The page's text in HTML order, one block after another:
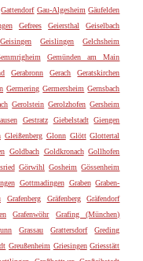
Gattendorf Gau-Algesheim Gäufelden
Gefrees Geiersthal
Geiselbach
Geisingen Geislingen
Gelchsheim
Gemünden am Main
Gerabronn Gerach
Geratskirchen
Germering Germersheim Gernsbach
Gerolstein Gerolzhofen Gersheim
Gestratz Giebelstadt
Giengen
Gleißenberg Glonn Glött Glottertal
Goldbach Goldkronach Gollhofen
Görwihl Gosheim Gössenheim
Gottmadingen Graben Graben-
Grafenberg Gräfenberg
Gräfendorf
Grafenwöhr
Grafing (München)
Grassau Grattersdorf
Greding
Greußenheim Griesingen Griesstätt